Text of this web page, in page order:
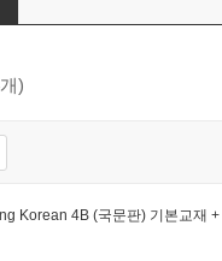
)
Korean 4B (국문판) 기본교재